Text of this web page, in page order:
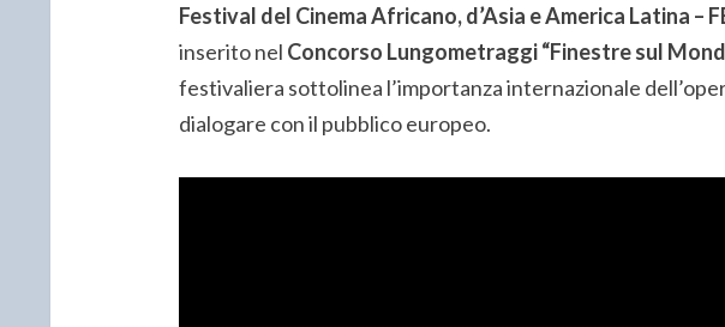
Festival del Cinema Africano, d’Asia e America Latina –
inserito nel Concorso Lungometraggi “Finestre sul
festivaliera sottolinea l’importanza internazionale
dialogare con il pubblico europeo.